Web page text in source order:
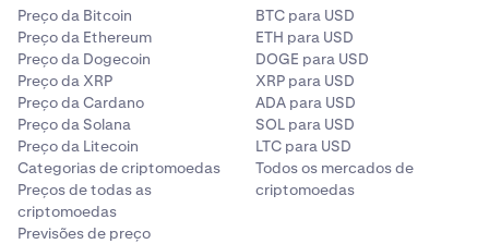
Preço da Bitcoin
Preço da Ethereum
Preço da Dogecoin
Preço da XRP
Preço da Cardano
Preço da Solana
Preço da Litecoin
Categorias de criptomoedas
Preços de todas as
criptomoedas
Previsões de preço
BTC para USD
ETH para USD
DOGE para USD
XRP para USD
ADA para USD
SOL para USD
LTC para USD
Todos os mercados de
criptomoedas